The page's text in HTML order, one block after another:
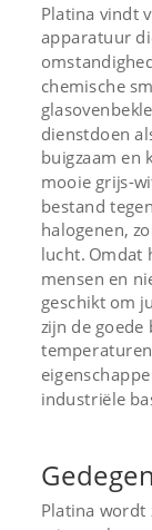
Platina vindt
apparatuur
chemische
dienstdoen
buigzaam en
mooie grijs-
bestand
halogenen,
lucht. Omdat
mensen en
geschikt om
zijn de goede
industriële
Platina wordt